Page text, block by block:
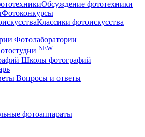
Обсуждение фототехники
Фотоконкурсы
Классики фотоискусства
Фотолаборатории
NEW
Школы фотографий
Вопросы и ответы
фотоаппараты